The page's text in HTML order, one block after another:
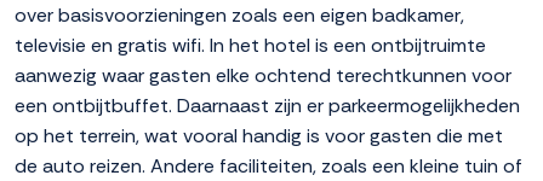
over basisvoorzieningen zoals een eigen badkamer,
televisie en gratis wifi. In het hotel is een ontbijtruimte
aanwezig waar gasten elke ochtend terechtkunnen voor
een ontbijtbuffet. Daarnaast zijn er parkeermogelijkheden
op het terrein, wat vooral handig is voor gasten die met
de auto reizen. Andere faciliteiten, zoals een kleine tuin of